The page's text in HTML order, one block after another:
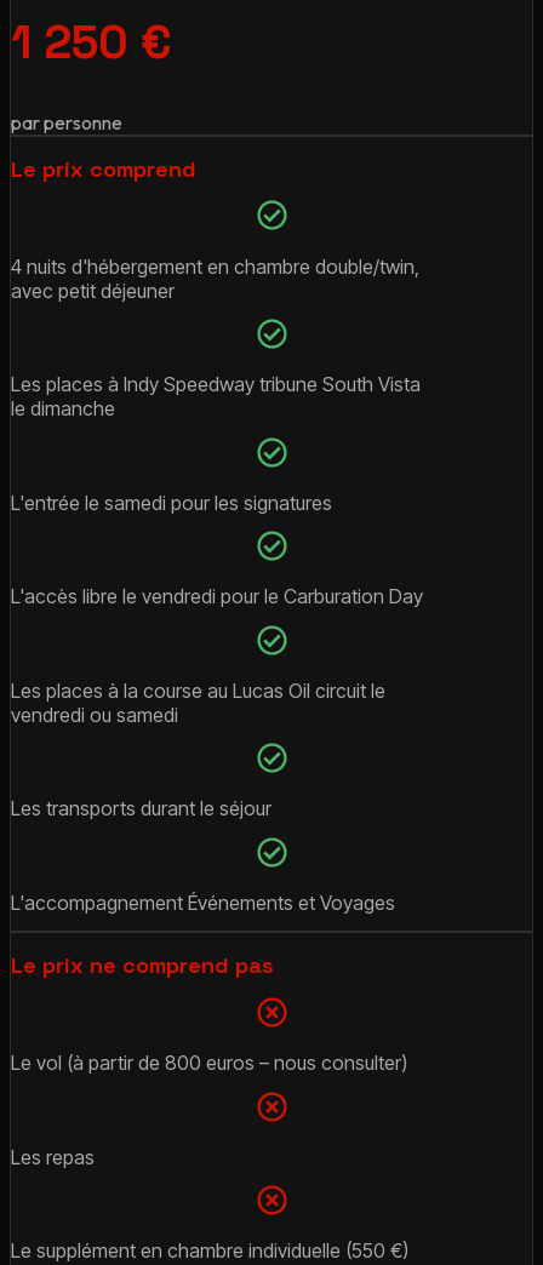
1 250 €
par personne
Le prix comprend
4 nuits d'hébergement en chambre double/twin,
avec petit déjeuner
Les places à Indy Speedway tribune South Vista
le dimanche
L'entrée le samedi pour les signatures
L'accès libre le vendredi pour le Carburation Day
Les places à la course au Lucas Oil circuit le
vendredi ou samedi
Les transports durant le séjour
L'accompagnement Événements et Voyages
Le prix ne comprend pas
Le vol (à partir de 800 euros – nous consulter)
Les repas
Le supplément en chambre individuelle (550 €)